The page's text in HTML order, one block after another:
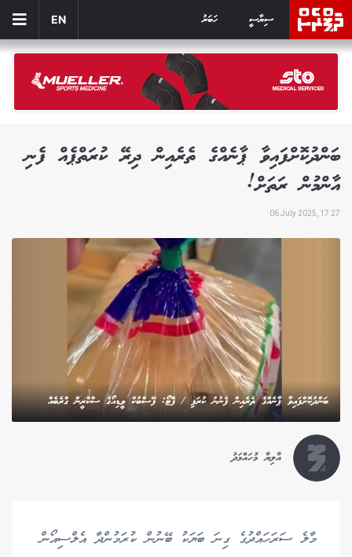
ސިޔާސީ ހަބަރު EN
ބަންދުކޮށްފައިވާ ޕާނެއްގެ ތެރެއިން ދިރޭ ކުރަތްޕެއް ފެނި
އާންމުން ރަތަށް!
06 July 2025, 17:27
ބަންދުކޮށްފައިވާ ޕާނެއްގެ ތެރެއިން ފެނުނު ކުރަފި / ފޮޓޯ: ފޭސްބުކް ވީޑިއޯގެ ސްކްރީން ގްރެބެއް
އާލިޔާ މުހައްމަދު
މާލެ ސަރަހައްދުގެ ގިނަ ބަޔަކު ބޭނުން ކުރަމުންދާ އެލްސިއޯން